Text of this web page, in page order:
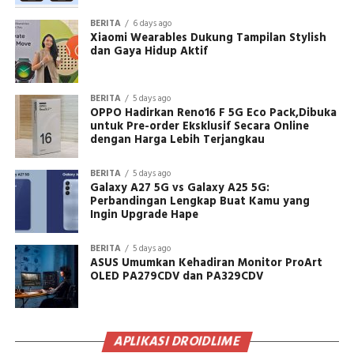
BERITA 6 days ago
Xiaomi Wearables Dukung Tampilan Stylish
dan Gaya Hidup Aktif
BERITA 5 days ago
OPPO Hadirkan Reno16 F 5G Eco Pack,Dibuka
untuk Pre-order Eksklusif Secara Online
dengan Harga Lebih Terjangkau
BERITA 5 days ago
Galaxy A27 5G vs Galaxy A25 5G:
Perbandingan Lengkap Buat Kamu yang
Ingin Upgrade Hape
BERITA 5 days ago
ASUS Umumkan Kehadiran Monitor ProArt
OLED PA279CDV dan PA329CDV
APLIKASI DROIDLIME